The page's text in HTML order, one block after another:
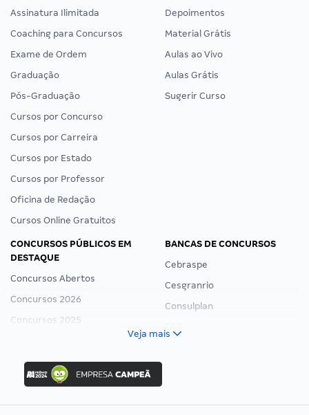
Assinatura Ilimitada
Coaching para Concursos
Exame de Ordem
Graduação
Pós-Graduação
Cursos por Concurso
Cursos por Carreira
Cursos por Estado
Cursos por Professor
Oficina de Redação
Cursos Online Gratuitos
Depoimentos
Material Grátis
Aulas ao Vivo
Aulas Grátis
Sugerir Curso
CONCURSOS PÚBLICOS EM
DESTAQUE
Concursos Abertos
Concursos 2026
Concursos 2025
Concurso Ibama
Concurso MPU
Editais publicados
BANCAS DE CONCURSOS
Cebraspe
Cesgranrio
Consulplan
Veja mais